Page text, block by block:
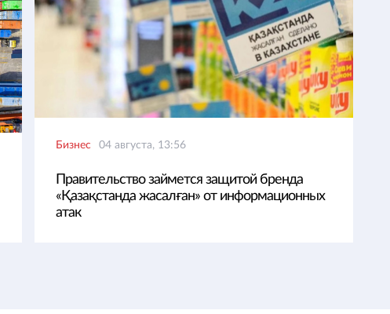
Бизнес 04 августа, 13:56
Правительство займется защитой бренда
«Қазақстанда жасалған» от информационных
атак